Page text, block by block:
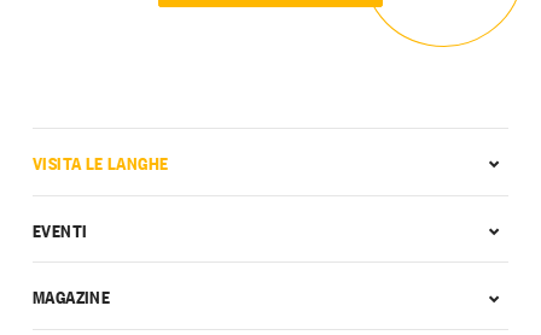
VISITA LE LANGHE
EVENTI
MAGAZINE